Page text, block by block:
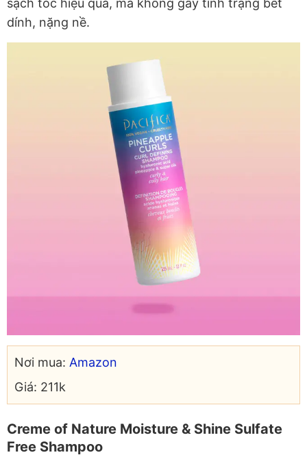
sạch tóc hiệu quả, mà không gây tình trạng bết
dính, nặng nề.
Nơi mua: Amazon
Giá: 211k
Creme of Nature Moisture & Shine Sulfate
Free Shampoo